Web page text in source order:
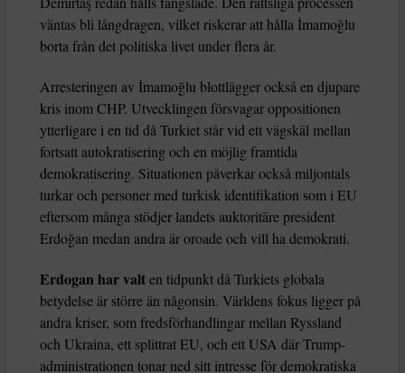
väntas bli långdragen, vilket riskerar att hålla İmamoğlu
borta från det politiska livet under flera år.
Arresteringen av İmamoğlu blottlägger också en djupare
kris inom CHP. Utvecklingen försvagar oppositionen
ytterligare i en tid då Turkiet står vid ett vägskäl mellan
fortsatt autokratisering och en möjlig framtida
demokratisering. Situationen påverkar också miljontals
turkar och personer med turkisk identifikation som i EU
eftersom många stödjer landets auktoritäre president
Erdoğan medan andra är oroade och vill ha demokrati.
Erdogan har valten tidpunkt då Turkiets globala
betydelse är större än någonsin. Världens fokus ligger på
andra kriser, som fredsförhandlingar mellan Ryssland
och Ukraina, ett splittrat EU, och ett USA där Trump-
administrationen tonar ned sitt intresse för demokratiska